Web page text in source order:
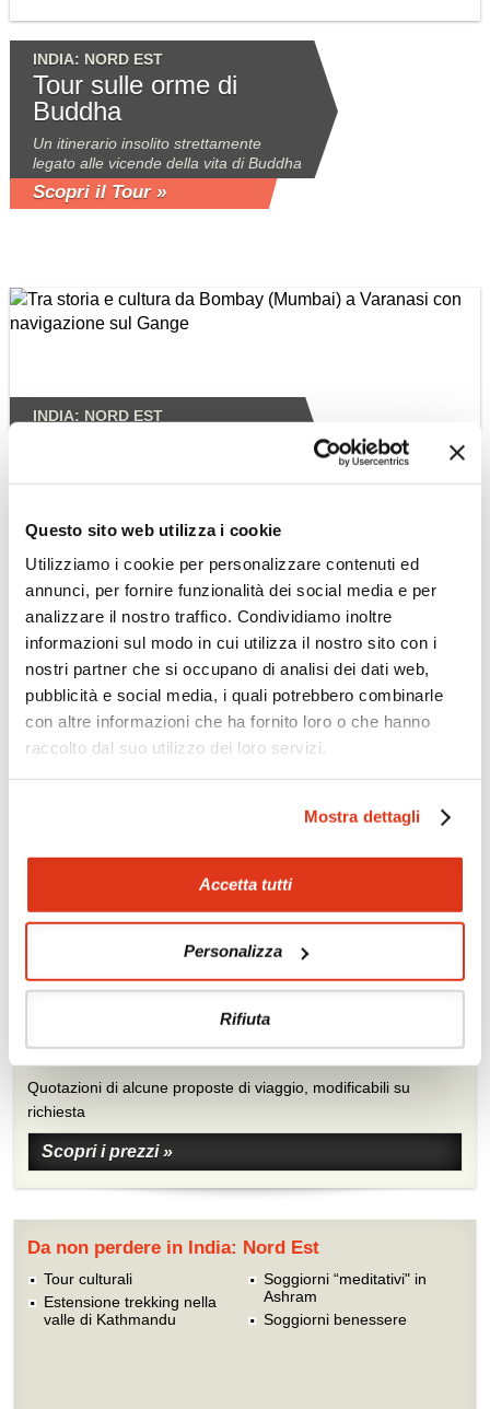
Questo sito web utilizza i cookie
Utilizziamo i cookie per personalizzare contenuti ed
annunci, per fornire funzionalità dei social media e per
analizzare il nostro traffico. Condividiamo inoltre
informazioni sul modo in cui utilizza il nostro sito con i
nostri partner che si occupano di analisi dei dati web,
pubblicità e social media, i quali potrebbero combinarle
con altre informazioni che ha fornito loro o che hanno
raccolto dal suo utilizzo dei loro servizi.
Mostra dettagli
Accetta tutti
Personalizza
Rifiuta
INDIA: NORD EST
Tour sulle orme di
Buddha
Un itinerario insolito strettamente
legato alle vicende della vita di Buddha
Scopri il Tour »
INDIA: NORD EST
Varanasi con
navigazione sul Gange
Bombay (Mumbai) fino a Varanasi
Scopri il Tour »
Zoom Minimize map
Offerte
Quotazioni di alcune proposte di viaggio, modificabili su
richiesta
Scopri i prezzi »
Da non perdere in India: Nord Est
Tour culturali
Estensione trekking nella
valle di Kathmandu
Soggiorni “meditativi" in
Ashram
Soggiorni benessere